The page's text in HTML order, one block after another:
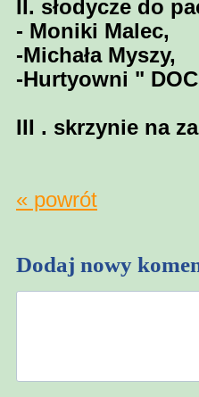
II. słodycze do
- Moniki Malec,
-Michała Myszy,
-Hurtyowni "
III . skrzynie na
« powrót
Dodaj nowy